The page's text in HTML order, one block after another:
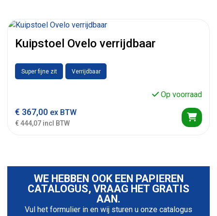
Kuipstoel Ovelo verrijdbaar
Super fijne zit Verrijdbaar
Op voorraad
€ 367,00 ex BTW
€ 444,07 incl BTW
WE HEBBEN OOK EEN PAPIEREN
CATALOGUS, VRAAG HET GRATIS
AAN.
Vul het formulier in en wij sturen u onze catalogus